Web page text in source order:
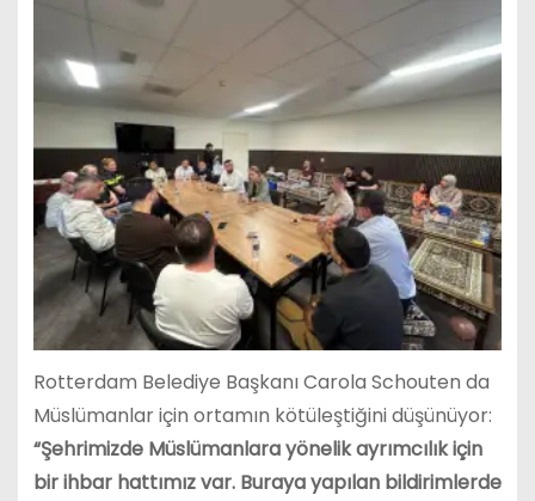
Rotterdam Belediye Başkanı Carola Schouten da
Müslümanlar için ortamın kötüleştiğini düşünüyor:
“Şehrimizde Müslümanlara yönelik ayrımcılık için
bir ihbar hattımız var. Buraya yapılan bildirimlerde